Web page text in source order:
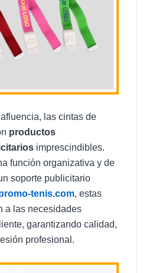
las cintas de
productos
imprescindibles.
función organizativa y de
soporte publicitario
tenis.com, estas
a las necesidades
garantizando calidad,
profesional.